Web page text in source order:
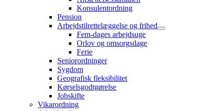
Konsulentordning
Pension
Arbejdstilrettelæggelse og frihed
Fem-dages arbejdsuge
Orlov og omsorgsdage
Ferie
Seniorordninger
Sygdom
Geografisk fleksibilitet
Kørselsgodtgørelse
Jobskifte
Vikarordning